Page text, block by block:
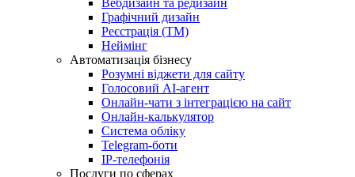
Вебдизайн та редизайн
Графічний дизайн
Реєстрація (ТМ)
Неймінг
Автоматизація бізнесу
Розумні віджети для сайту
Голосовий АІ-агент
Онлайн-чати з інтеграцією на сайт
Онлайн-калькулятор
Система обліку
Telegram-боти
IP-телефонія
Послуги по сферах